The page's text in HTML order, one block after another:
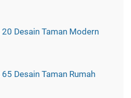
20 Desain Taman Modern
65 Desain Taman Rumah